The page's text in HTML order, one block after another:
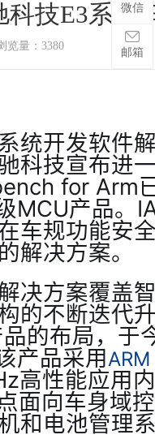
技E3系列
览量：3380
统开发软件
科技宣布进
for Arm
MCU产品。
车规功能安
解决方案。
决方案覆盖
的不断迭代
的布局，于
产品采用
高性能应用
面向车身域
和电池管理
微信
邮箱